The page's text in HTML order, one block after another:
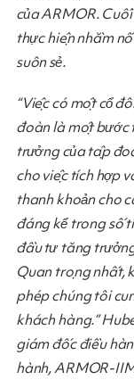
của ARMOR.
thực hiện nhằm
suôn sẻ.
“Việc có một cổ
đoàn là một bước
trưởng của tập
cho việc tích hợp
thanh khoản cho
đáng kể trong số
đầu tư tăng
Quan trọng nhất,
phép chúng tôi
khách hàng.”
giám đốc điều
hành, ARMOR-